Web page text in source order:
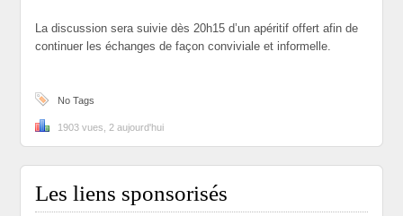
La discussion sera suivie dès 20h15 d’un apéritif offert afin de
continuer les échanges de façon conviviale et informelle.
No Tags
1903 vues, 2 aujourd'hui
Les liens sponsorisés